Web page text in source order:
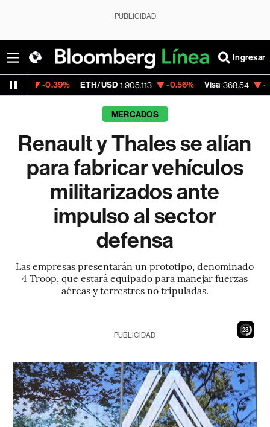
PUBLICIDAD
Ingresar
ETH/USD 1,905.113 -0.56% Visa 368.54 -0.28%
MERCADOS
Renault y Thales se alían
para fabricar vehículos
militarizados ante
impulso al sector
defensa
Las empresas presentarán un prototipo, denominado
4 Troop, que estará equipado para manejar fuerzas
aéreas y terrestres no tripuladas.
22
PUBLICIDAD